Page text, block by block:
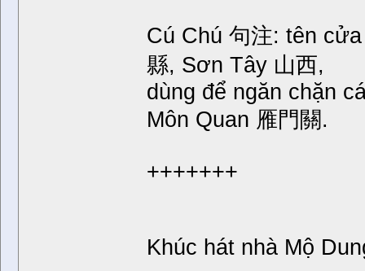
Cú Chú 句注: tên
縣, Sơn Tây 山西,
dùng để ngăn chặn
Môn Quan 雁門關.
+++++++
Khúc hát nhà Mộ